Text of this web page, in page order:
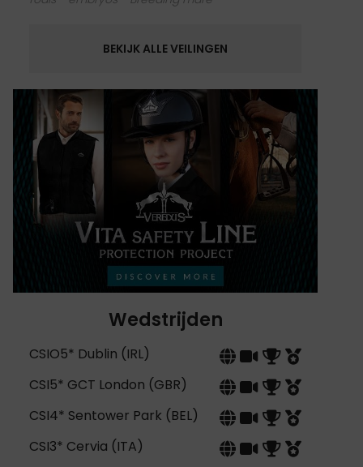
BEKIJK ALLE VEILINGEN
Wedstrijden
CSIO5* Dublin (IRL)
CSI5* GCT London (GBR)
CSI4* Sentower Park (BEL)
CSI3* Cervia (ITA)